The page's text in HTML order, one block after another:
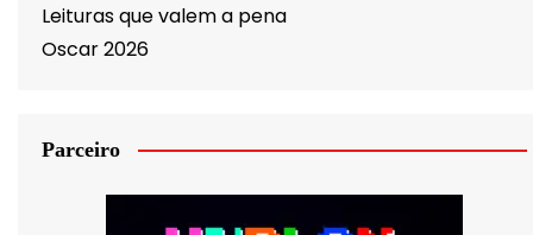
Leituras que valem a pena
Oscar 2026
Parceiro